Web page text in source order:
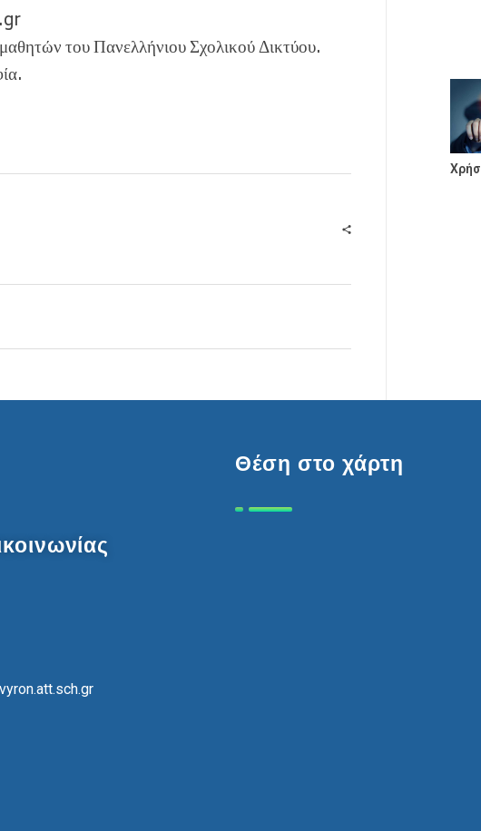
του Πανελλήνιου Σχολικού Δικτύου.
Θέση στο χάρτη